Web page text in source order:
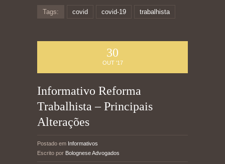
Tags: covid covid-19 trabalhista
30
OUT '17
Informativo Reforma
Trabalhista – Principais
Alterações
Postado em Informativos
Escrito por Bolognese Advogados